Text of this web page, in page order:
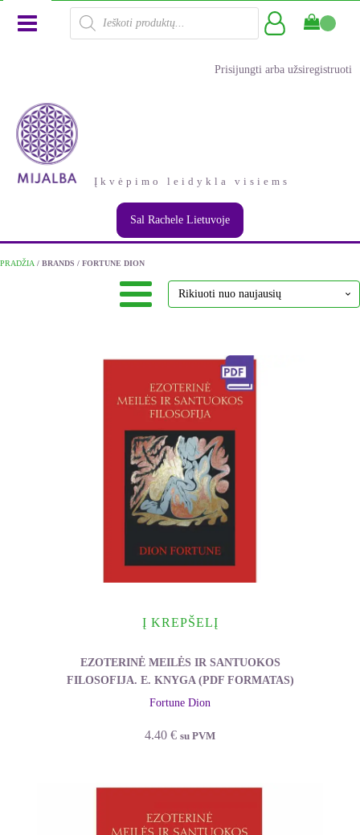
Products
search
Prisijungti arba užsiregistruoti
Įkvėpimo leidykla visiems
Sal Rachele Lietuvoje
PRADŽIA / BRANDS / FORTUNE DION
Į KREPŠELĮ
EZOTERINĖ MEILĖS IR SANTUOKOS
FILOSOFIJA. E. KNYGA (PDF FORMATAS)
Fortune Dion
4.40 € su PVM